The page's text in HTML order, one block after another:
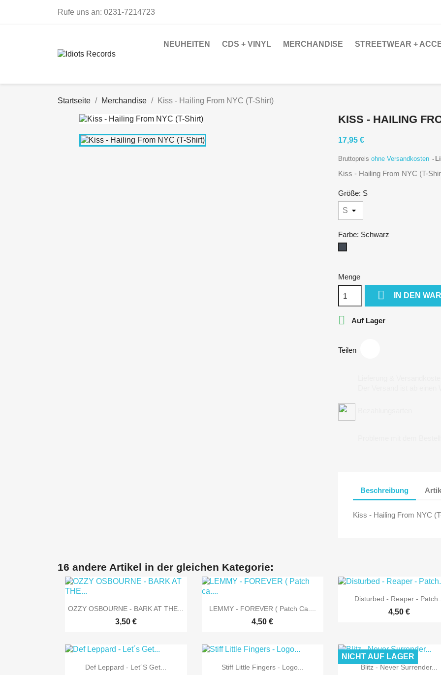
Rufe uns an: 0231-7214723
NEUHEITEN CDS + VINYL MERCHANDISE STREETWEAR +
Startseite Merchandise Kiss - Hailing From NYC (T-Shirt)
KISS - HAILING
17,95 €
Bruttopreis ohne Versandkosten
Kiss - Hailing From NYC (T-
Größe: S
Farbe: Schwarz
Menge
 IN DEN
 Auf Lager
Teilen
Beschreibung
Kiss - Hailing From NYC
16 andere Artikel in der gleichen Kategorie:
 Vorschau
OZZY OSBOURNE - BARK AT THE...
3,50 €
 Vorschau
LEMMY - FOREVER ( Patch Ca....
4,50 €
 Vorschau
Disturbed - Reaper - Patch...
4,50 €
 Vorschau
Def Leppard - Let´s Get...  Vorschau
Stiff Little Fingers - Logo...  Vorschau
Blitz - Never Surrender...
NICHT AUF LAGER